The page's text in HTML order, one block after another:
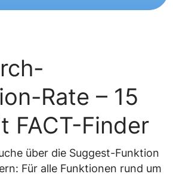
Rate – 15
FACT-Finder
über die Suggest-Funktion
Für alle Funktionen rund um